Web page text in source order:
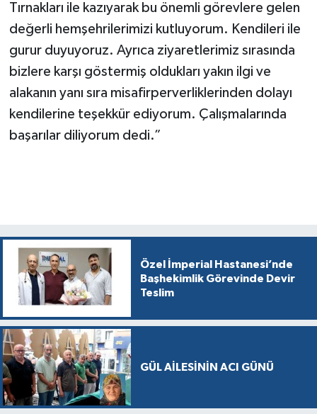
Tırnakları ile kazıyarak bu önemli görevlere gelen
değerli hemşehrilerimizi kutluyorum. Kendileri ile
gurur duyuyoruz. Ayrıca ziyaretlerimiz sırasında
bizlere karşı göstermiş oldukları yakın ilgi ve
alakanın yanı sıra misafirperverliklerinden dolayı
kendilerine teşekkür ediyorum. Çalışmalarında
başarılar diliyorum dedi.”
Özel İmperial Hastanesi’nde
Başhekimlik Görevinde Devir
Teslim
GÜL AİLESİNİN ACI GÜNÜ